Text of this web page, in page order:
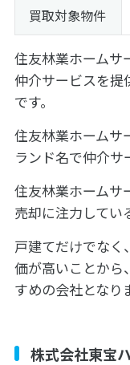
買取対象物件
住友林業ホームサ
仲介サービスを提
です。
住友林業ホームサ
ランド名で仲介サ
住友林業ホームサ
売却に注力してい
戸建てだけでな
価が高いことから
すめの会社となり
株式会社東宝